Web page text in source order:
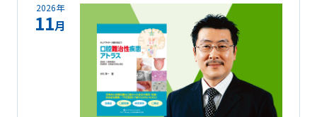
2026年
11月